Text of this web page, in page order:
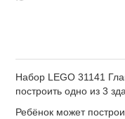
Набор LEGO 31141
построить одно из 3
Ребёнок может